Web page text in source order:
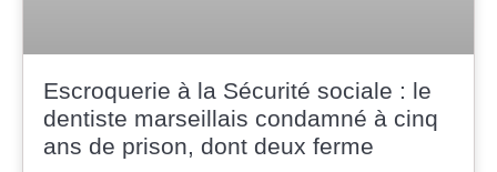
Escroquerie à la Sécurité sociale : le
dentiste marseillais condamné à cinq
ans de prison, dont deux ferme